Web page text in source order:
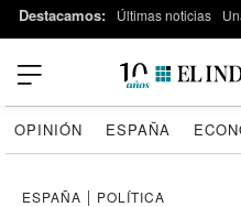
Destacamos: Últimas noticias
OPINIÓN ESPAÑA
ESPAÑA | POLÍTICA